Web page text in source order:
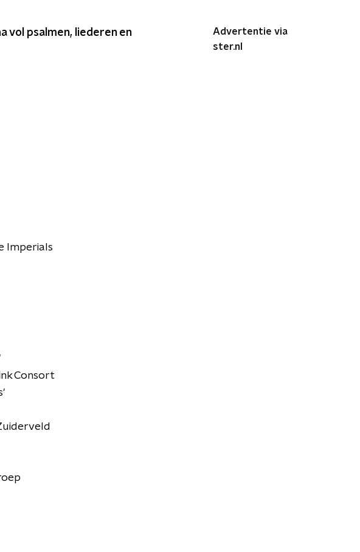
vol psalmen, liederen en
Imperials
Consort
Advertentie via
ster.nl